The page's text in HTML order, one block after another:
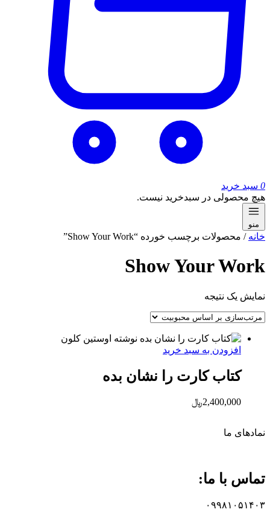
0 سبد خرید
هیچ محصولی در سبدخرید نیست.
منو
خانه / محصولات برچسب خورده “Show Your Work”
Show Your Work
نمایش یک نتیجه
افزودن به سبد خرید
کتاب کارت را نشان بده
2,400,000﷼
نماد‌های ما
تماس با ما:
۰۹۹۸۱۰۵۱۴۰۳